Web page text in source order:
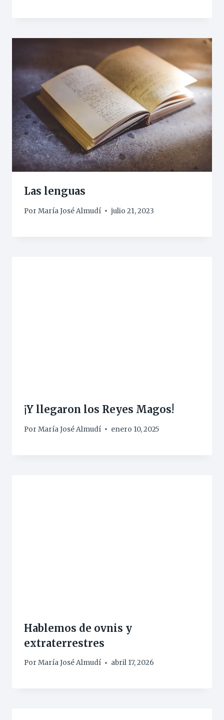
Las lenguas
Por María José Almudí julio 21, 2023
¡Y llegaron los Reyes Magos!
Por María José Almudí enero 10, 2025
Hablemos de ovnis y
extraterrestres
Por María José Almudí abril 17, 2026